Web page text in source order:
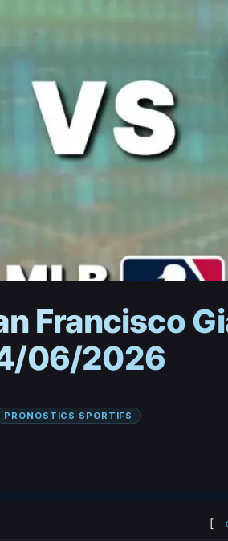
Francisco
06/2026
PRONOSTICS SPORTIFS